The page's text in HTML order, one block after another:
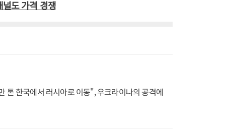
도 가격 경쟁
톤 한국에서 러시아로 이동", 우크라이나의 공격에